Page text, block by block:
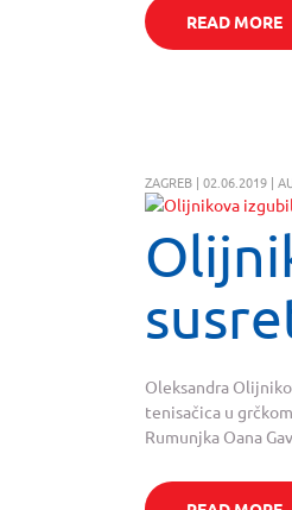
READ MORE
ZAGREB | 02.06.2019 |
Oleksandra
tenisačica u
Rumunjka Oana